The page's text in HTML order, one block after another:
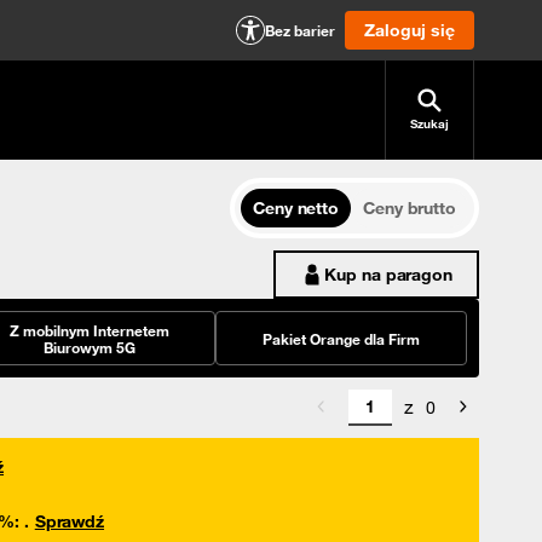
Bez barier Zaloguj się
Szukaj
Ceny netto
Ceny brutto
Kup na paragon
Z mobilnym Internetem
Biurowym 5G
Pakiet Orange dla Firm
z 0
: . Sprawdź